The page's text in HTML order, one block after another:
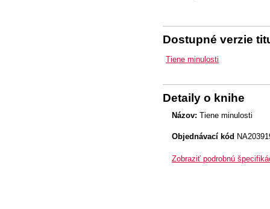
Dostupné verzie
Tiene minulosti
Detaily o knihe
Názov: Tiene minulosti
Objednávací kód
Zobraziť podrobnú